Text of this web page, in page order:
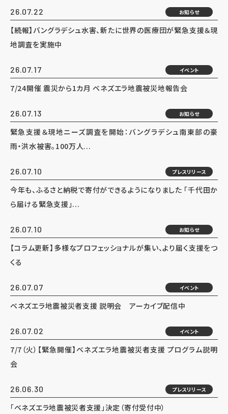
26.07.22 お知らせ
【続報】バングラデシュ水害、新たに世界の医療団が緊急支援＆現
地調査を実施中
26.07.17 イベント
7/24開催 震災から1カ月 ベネズエラ地震被災地報告会
26.07.13 お知らせ
緊急支援＆現地ニーズ調査を開始：バングラデシュ南東部の豪
雨・洪水被害。100万人...
26.07.10 プレスリリース
今年も、ふるさと納税で寄付ができるようになりました 「千代田か
ら届ける緊急支援」...
26.07.10 お知らせ
【コラム更新】多様なプロフェッショナルが集い、より届く支援をつ
くる
26.07.07 イベント
ベネズエラ地震被災者支援 説明会 アーカイブ配信中
26.07.02 イベント
7/7（火）【緊急開催】ベネズエラ地震被災者支援 プログラム説明
会
26.06.30 プレスリリース
「ベネズエラ地震被災者支援」決定（寄付受付中）